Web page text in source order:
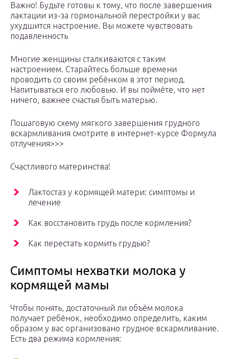
Важно! Будьте готовы к тому, что после завершения
лактации из-за гормональной перестройки у вас
ухудшится настроение. Вы можете чувствовать
подавленность
Многие женщины сталкиваются с таким
настроением. Старайтесь больше времени
проводить со своим ребёнком в этот период.
Напитываться его любовью. И вы поймёте, что нет
ничего, важнее счастья быть матерью.
Пошаговую схему мягкого завершения грудного
вскармливания смотрите в интернет-курсе Формула
отлучения>>>
Счастливого материнства!
Лактостаз у кормящей матери: симптомы и
лечение
Как восстановить грудь после кормления?
Как перестать кормить грудью?
Симптомы нехватки молока у
кормящей мамы
Чтобы понять, достаточный ли объём молока
получает ребёнок, необходимо определить, каким
образом у вас организовано грудное вскармливание.
Есть два режима кормления: